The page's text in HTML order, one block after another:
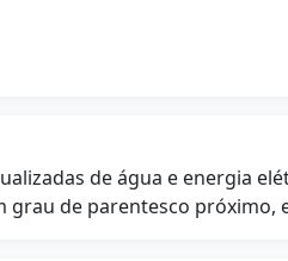
de água e energia
de parentesco próximo,